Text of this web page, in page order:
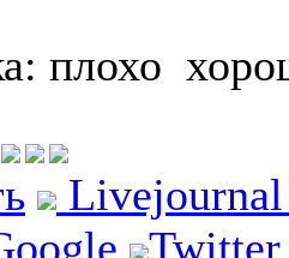
плохо
Twitter